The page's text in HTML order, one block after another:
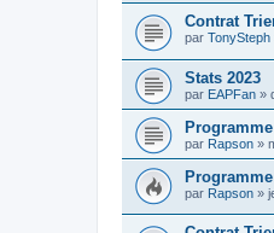
Contrat
par TonySteph
Stats 2023
par EAPFan »
par Rapson »
par Rapson »